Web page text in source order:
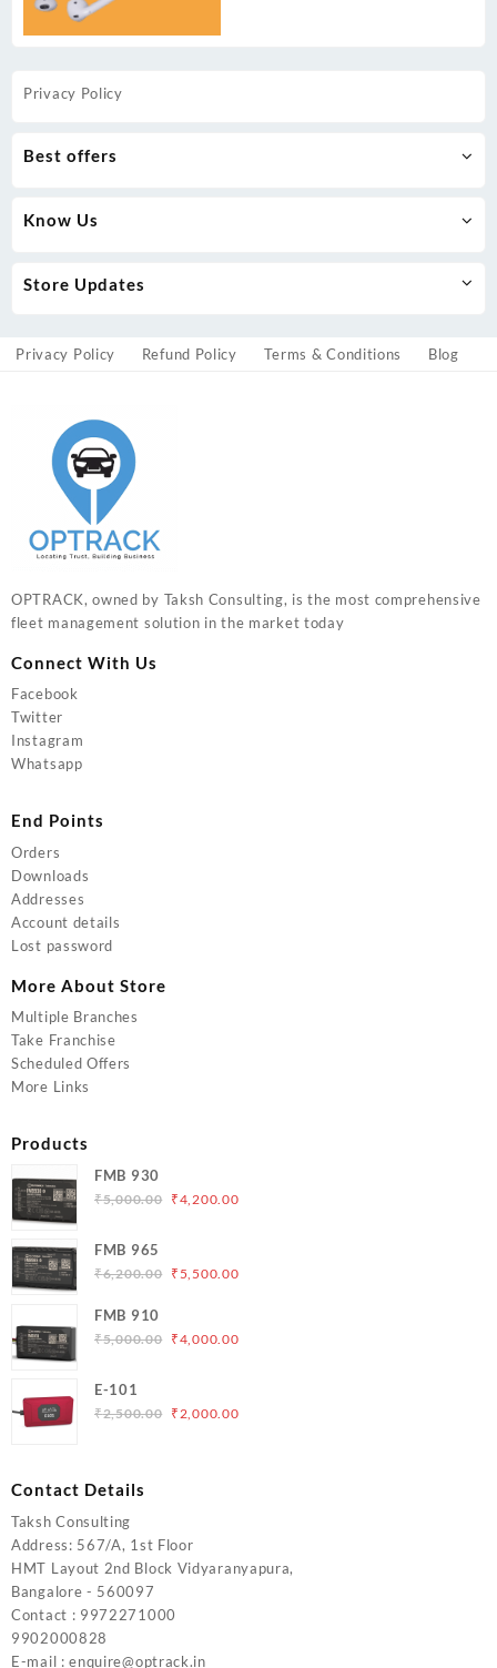
Privacy Policy
Best offers
Know Us
Store Updates
Privacy Policy Refund Policy Terms & Conditions Blog
OPTRACK, owned by Taksh Consulting, is the most comprehensive
fleet management solution in the market today
Connect With Us
Facebook
Twitter
Instagram
Whatsapp
End Points
Orders
Downloads
Addresses
Account details
Lost password
More About Store
Multiple Branches
Take Franchise
Scheduled Offers
More Links
Products
FMB 930
₹5,000.00 Original
₹5,000.00.
₹4,200.00Current
FMB 965
₹6,200.00 Original
₹6,200.00.
₹ 5,500.00Current
₹5,500.00.
FMB 910
₹5,000.00 Original
₹5,000.00.
₹4,000.00Current
E-101
₹2,500.00 Original
₹2,000.00Current
Contact Details
Taksh Consulting
Address: 567/A, 1st Floor
HMT Layout 2nd Block Vidyaranyapura,
Bangalore - 560097
Contact : 9972271000
9902000828
E-mail : enquire@optrack.in